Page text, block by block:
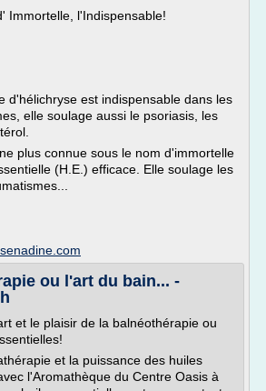
Immortelle, l'Indispensable!
d'hélichryse est indispensable dans les
elle soulage aussi le psoriasis, les
plus connue sous le nom d'immortelle
(H.E.) efficace. Elle soulage les
ou l'art du bain... -
et le plaisir de la balnéothérapie ou
et la puissance des huiles
l'Aromathèque du Centre Oasis à